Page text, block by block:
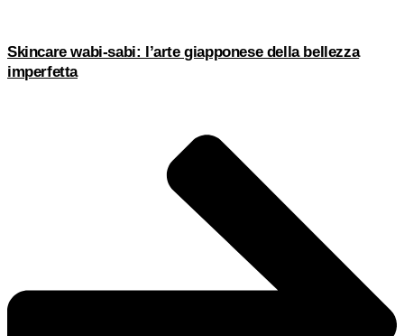
Skincare wabi-sabi: l’arte giapponese della bellezza
imperfetta